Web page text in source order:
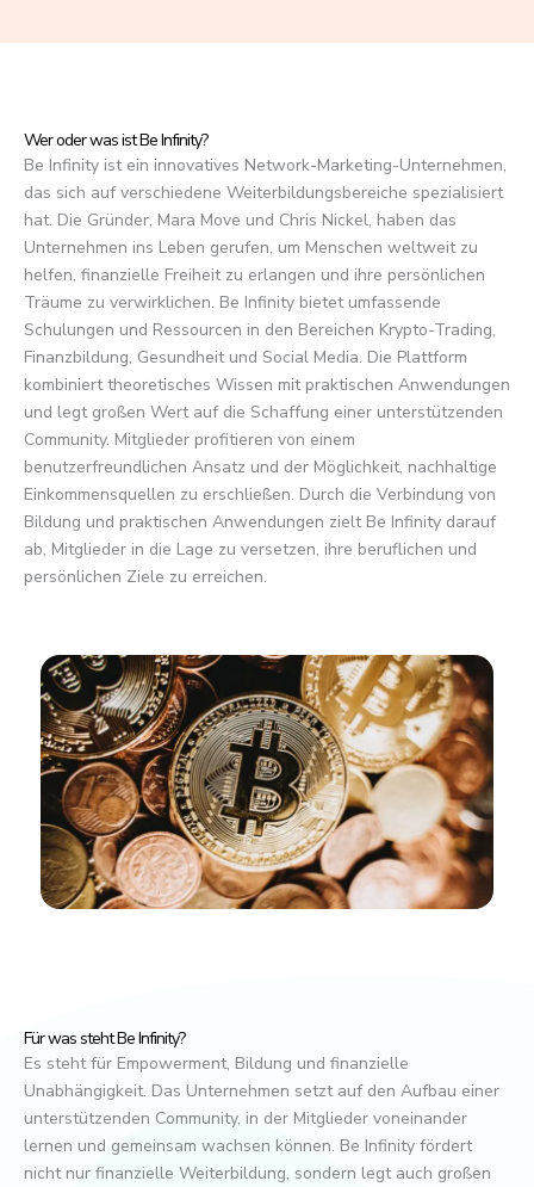
5
Wer oder was ist Be Infinity?
Be Infinity ist ein innovatives Network-Marketing-Unternehmen,
das sich auf verschiedene Weiterbildungsbereiche spezialisiert
hat. Die Gründer, Mara Move und Chris Nickel, haben das
Unternehmen ins Leben gerufen, um Menschen weltweit zu
helfen, finanzielle Freiheit zu erlangen und ihre persönlichen
Träume zu verwirklichen. Be Infinity bietet umfassende
Schulungen und Ressourcen in den Bereichen Krypto-Trading,
Finanzbildung, Gesundheit und Social Media. Die Plattform
kombiniert theoretisches Wissen mit praktischen Anwendungen
und legt großen Wert auf die Schaffung einer unterstützenden
Community. Mitglieder profitieren von einem
benutzerfreundlichen Ansatz und der Möglichkeit, nachhaltige
Einkommensquellen zu erschließen. Durch die Verbindung von
Bildung und praktischen Anwendungen zielt Be Infinity darauf
ab, Mitglieder in die Lage zu versetzen, ihre beruflichen und
persönlichen Ziele zu erreichen.
Für was steht Be Infinity?
Es steht für Empowerment, Bildung und finanzielle
Unabhängigkeit. Das Unternehmen setzt auf den Aufbau einer
unterstützenden Community, in der Mitglieder voneinander
lernen und gemeinsam wachsen können. Be Infinity fördert
nicht nur finanzielle Weiterbildung, sondern legt auch großen